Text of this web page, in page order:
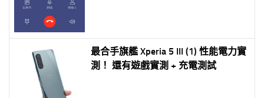
最合手旗艦 Xperia 5 III (1) 性能電力實
測！ 還有遊戲實測 + 充電測試